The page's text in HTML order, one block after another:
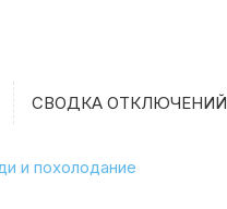
СВОДКА ОТКЛЮЧЕНИЙ
и похолодание